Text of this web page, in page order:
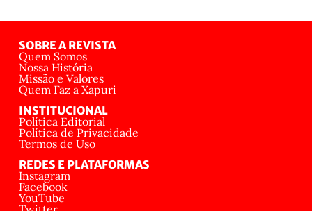
SOBRE A REVISTA
Quem Somos
Nossa História
Missão e Valores
Quem Faz a Xapuri
INSTITUCIONAL
Política Editorial
Política de Privacidade
Termos de Uso
REDES E PLATAFORMAS
Instagram
Facebook
YouTube